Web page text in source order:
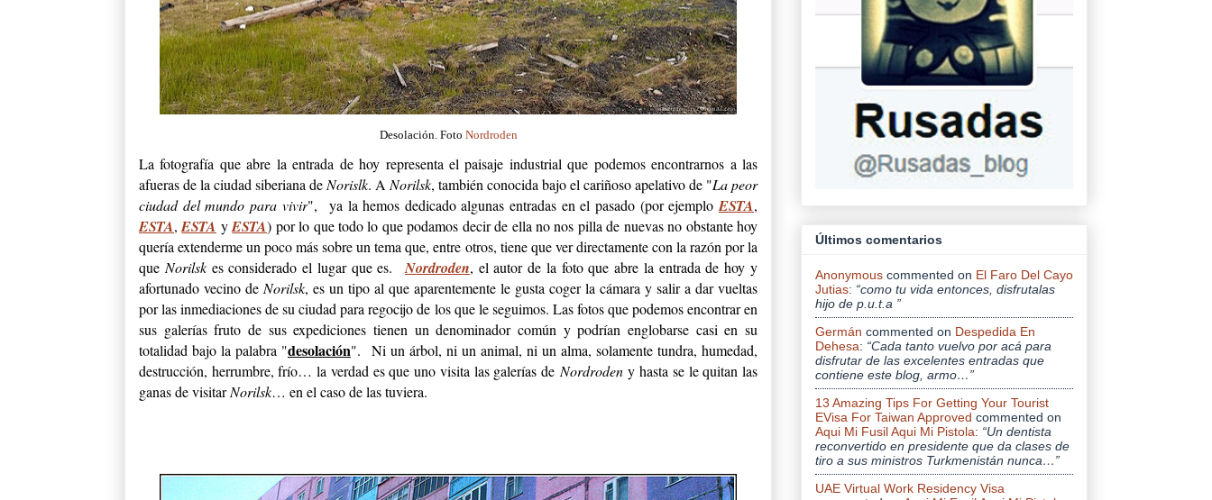
Desolación. Foto Nordroden
La fotografía que abre la entrada de hoy representa el paisaje industrial que podemos encontrarnos a las
afueras de la ciudad siberiana de Norislk. A Norilsk, también conocida bajo el cariñoso apelativo de "La peor
ciudad del mundo para vivir", ya la hemos dedicado algunas entradas en el pasado (por ejemploESTA,
ESTA,ESTA yESTA) por lo que todo lo que podamos decir de ella no nos pilla de nuevas no obstante hoy
quería extenderme un poco más sobre un tema que, entre otros, tiene que ver directamente con la razón por la
que Norilsk es considerado el lugar que es. Nordroden, el autor de la foto que abre la entrada de hoy y
afortunado vecino de Norilsk, es un tipo al que aparentemente le gusta coger la cámara y salir a dar vueltas
por las inmediaciones de su ciudad para regocijo de los que le seguimos. Las fotos que podemos encontrar en
sus galerías fruto de sus expediciones tienen un denominador común y podrían englobarse casi en su
totalidad bajo la palabra "desolación". Ni un árbol, ni un animal, ni un alma, solamente tundra, humedad,
destrucción, herrumbre, frío… la verdad es que uno visita las galerías de Nordrodeny hasta se le quitan las
ganas de visitarNorilsk… en el caso de las tuviera.
Últimos comentarios
Anonymous commented on El Faro Del Cayo
Jutias: “como tu vida entonces, disfrutalas
hijo de p.u.t.a ”
Germán commented on Despedida En
Dehesa: “Cada tanto vuelvo por acá para
disfrutar de las excelentes entradas que
contiene este blog, armo…”
13 Amazing Tips For Getting Your Tourist
EVisa For Taiwan Approved commented on
Aqui Mi Fusil Aqui Mi Pistola: “Un dentista
reconvertido en presidente que da clases de
tiro a sus ministros Turkmenistán nunca…”
UAE Virtual Work Residency Visa